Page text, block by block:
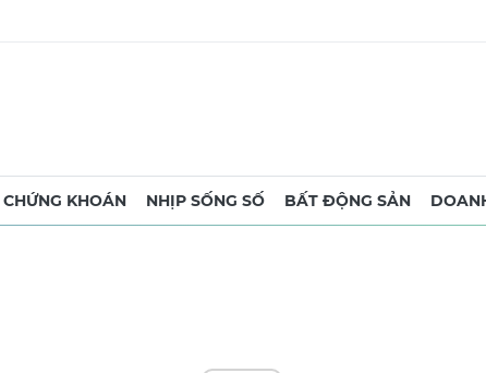
CHỨNG KHOÁN NHỊP SỐNG SỐ BẤT ĐỘNG SẢN